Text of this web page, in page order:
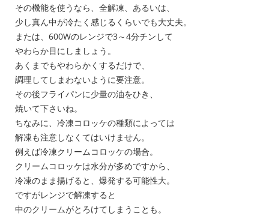
その機能を使うなら、全解凍、あるいは、
少し真ん中が冷たく感じるくらいでも大丈夫。
または、600Wのレンジで3～4分チンして
やわらか目にしましょう。
あくまでもやわらかくするだけで、
調理してしまわないように要注意。
その後フライパンに少量の油をひき、
焼いて下さいね。
ちなみに、冷凍コロッケの種類によっては
解凍も注意しなくてはいけません。
例えば冷凍クリームコロッケの場合。
クリームコロッケは水分が多めですから、
冷凍のまま揚げると、爆発する可能性大。
ですがレンジで解凍すると
中のクリームがとろけてしまうことも。